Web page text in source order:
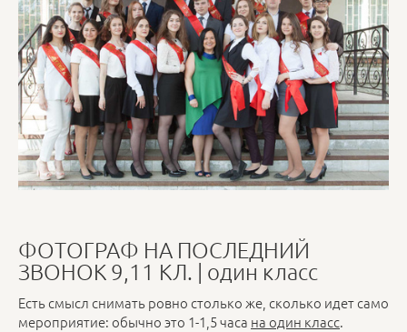
ФОТОГРАФ НА ПОСЛЕДНИЙ
ЗВОНОК 9,11 КЛ. | один класс
Есть смысл снимать ровно столько же, сколько идет само
мероприятие: обычно это 1-1,5 часа на один класс.